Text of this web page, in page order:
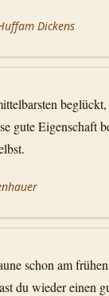
Dickens
gute Eigenschaft
schon am
du wieder einen